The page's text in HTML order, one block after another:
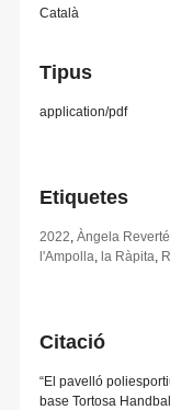
Català
Tipus
application/pdf
Etiquetes
2022 Àngela Reverté
l'Ampolla la Ràpita
Citació
“El pavelló
base Tortosa